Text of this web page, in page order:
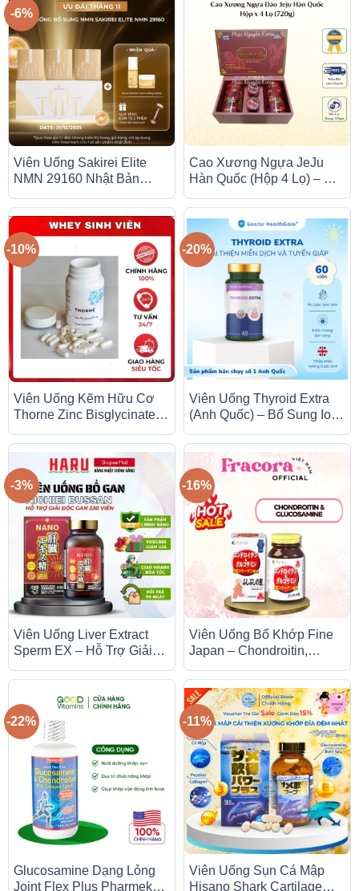
-6%
Viên Uống Sakirei Elite
NMN 29160 Nhật Bản
Chống Lão Hóa & Tăng
Năng Lượng
Cao Xương Ngựa JeJu
Hàn Quốc (Hộp 4 Lọ) – Hỗ
Xương Khớp Chắc Khỏe
-10%
Viên Uống Kẽm Hữu Cơ
Thorne Zinc Bisglycinate
Cao, Hỗ Trợ Miễn Dịch &
-20%
Viên Uống Thyroid Extra
(Anh Quốc) – Bổ Sung Iod,
Giáp (Hộp 60 Viên)
-3%
Viên Uống Liver Extract
Sperm EX – Hỗ Trợ Giải
Năng Gan
-16%
Viên Uống Bổ Khớp Fine
Japan – Chondroitin,
Type II (Lọ 540 Viên, Nhật
Bản)
-22%
Glucosamine Dạng Lỏng
Joint Flex Plus Pharmekal
-11%
Viên Uống Sụn Cá Mập
Hisano Shark Cartilage